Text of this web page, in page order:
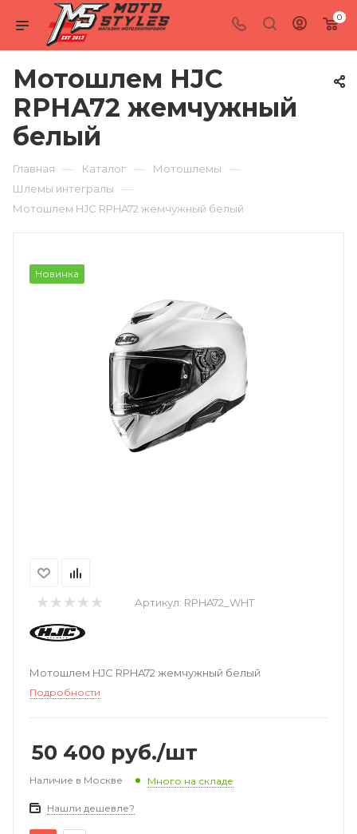
0
Мотошлем HJC
RPHA72 жемчужный
белый
Главная — Каталог — Мотошлемы —
Шлемы интегралы —
Мотошлем HJC RPHA72 жемчужный белый
Новинка
Артикул: RPHA72_WHT
Мотошлем HJC RPHA72 жемчужный белый
Подробности
50 400 руб./шт
Наличие в Москве Много на складе
Нашли дешевле?